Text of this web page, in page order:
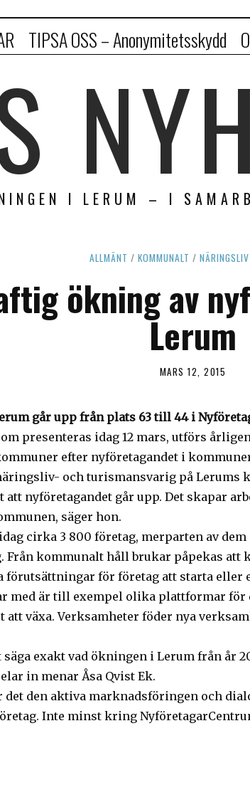
TIPSA OSS – Anonymitetsskydd
I LERUM – I
ALLMÄNT / KOMMUNALT / NÄRINGSLIV
ökning av
Lerum
MARS 12, 2015
går upp från plats 63 till 44 i
presenteras idag 12 mars, utförs
efter nyföretagandet i
och turismansvarig på Lerums
att nyföretagandet går upp. Det skapar
säger hon.
cirka 3 800 företag, merparten av
Från kommunalt håll brukar påpekas att
förutsättningar för företag att starta eller
med är till exempel olika plattformar för
att växa. Verksamheter föder nya
säga exakt vad ökningen i Lerum från år
in menar Åsa Qvist Ek.
det den aktiva marknadsföringen och
Inte minst kring